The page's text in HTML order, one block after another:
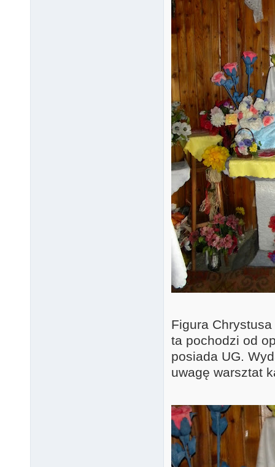
Figura
ta pochodzi od
posiada UG.
uwagę warsztat